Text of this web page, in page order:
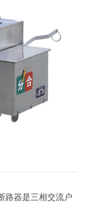
路器是三相交流户